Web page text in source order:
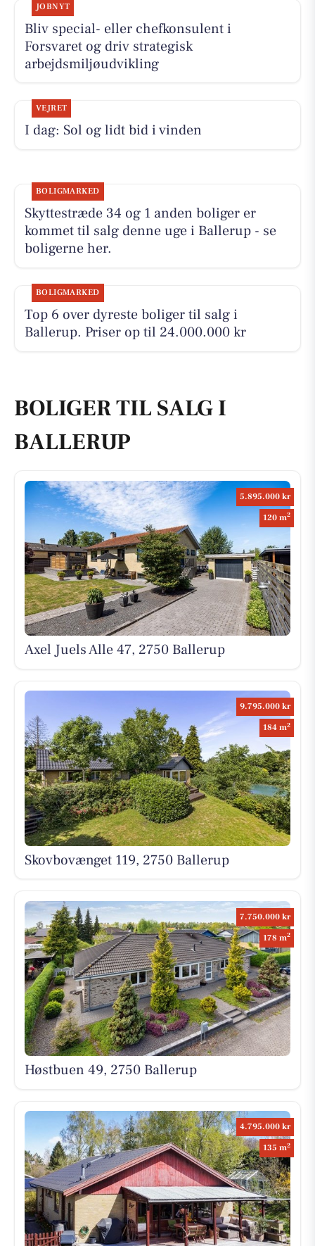
JOBNYT
Bliv special- eller chefkonsulent i
Forsvaret og driv strategisk
arbejdsmiljøudvikling
VEJRET
I dag: Sol og lidt bid i vinden
BOLIGMARKED
Skyttestræde 34 og 1 anden boliger er
kommet til salg denne uge i Ballerup - se
boligerne her.
BOLIGMARKED
Top 6 over dyreste boliger til salg i
Ballerup. Priser op til 24.000.000 kr
BOLIGER TIL SALG I
BALLERUP
5.895.000 kr
120 m2
Axel Juels Alle 47, 2750 Ballerup
9.795.000 kr
184 m2
Skovbovænget 119, 2750 Ballerup
7.750.000 kr
178 m2
Høstbuen 49, 2750 Ballerup
4.795.000 kr
135 m2